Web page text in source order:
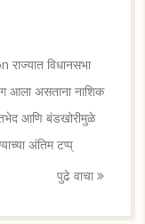
विधानसभा
आला असताना नाशिक
आणि बंडखोरीमुळे
अंतिम टप्प्
पुढे वाचा